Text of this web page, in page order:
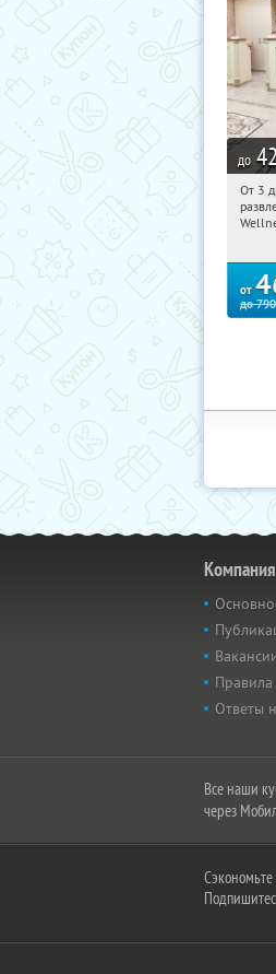
до
От 3
от
до
Компания
Правила
Ответы
Все наши
через